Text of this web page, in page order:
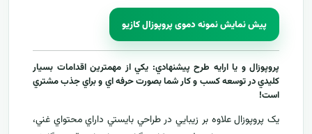
پیش نمایش نمونه دموی پروپوزال کازیو
پروپوزال و يا ارايه طرح پيشنهادي: يکي از مهمترين اقدامات بسيار
کليدي در توسعه کسب و کار شما بصورت حرفه اي و براي جذب مشتري
است!
يک پروپوزال علاوه بر زيبايي در طراحي بايستي داراي محتواي غني،